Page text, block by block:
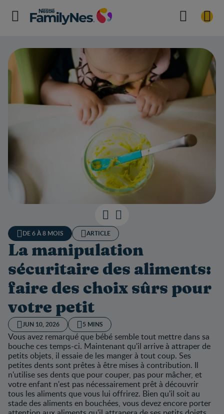
DE 6 À 8 MOIS ARTICLE
La manipulation
sécuritaire des aliments:
faire des choix sûrs pour
votre petit
JUN 10, 2026 5 MINS
Vous avez remarqué que bébé semble tout mettre dans sa
bouche ces temps-ci. Maintenant qu'il arrive à attraper de
petits objets, il essaie de les manger à tout coup. Ses
petites dents sont prêtes à être mises à contribution. Il
n'utilise ses dents que pour couper, pas pour mâcher, et
votre enfant n'est pas nécessairement prêt à découvrir
tous les aliments que vous lui offrirez. Bien qu'il soit au
stade des aliments en bouchées, vous devez encore porter